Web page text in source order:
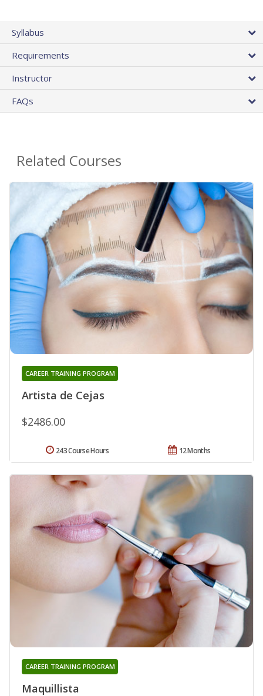
Syllabus
Requirements
Instructor
FAQs
Related Courses
Artista de Cejas
CAREER TRAINING PROGRAM
$2486.00
12 Months
243 Course Hours
Maquillista
CAREER TRAINING PROGRAM